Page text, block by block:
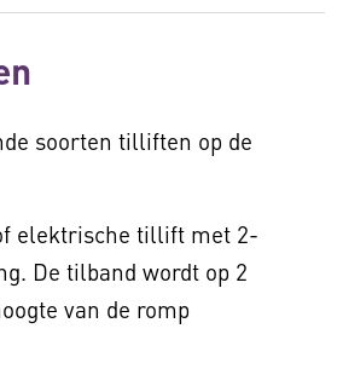
soorten tilliften op de
elektrische tillift met 2-
De tilband wordt op 2
van de romp